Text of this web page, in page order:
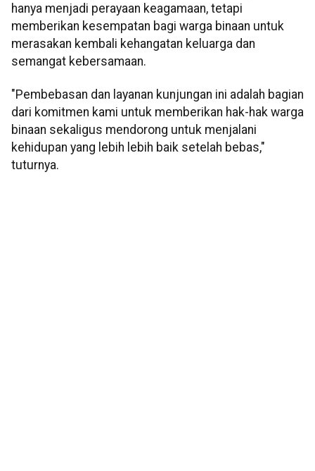
hanya menjadi perayaan keagamaan, tetapi
memberikan kesempatan bagi warga binaan untuk
merasakan kembali kehangatan keluarga dan
semangat kebersamaan.
"Pembebasan dan layanan kunjungan ini adalah bagian
dari komitmen kami untuk memberikan hak-hak warga
binaan sekaligus mendorong untuk menjalani
kehidupan yang lebih lebih baik setelah bebas,"
tuturnya.